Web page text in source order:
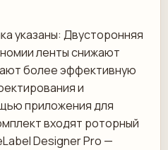
указаны: Двусторонняя
ленты снижают
более эффективную
и
приложения для
входят роторный
Designer Pro —